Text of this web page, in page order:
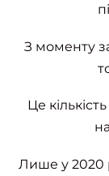
З моменту
Це
Лише у 2020